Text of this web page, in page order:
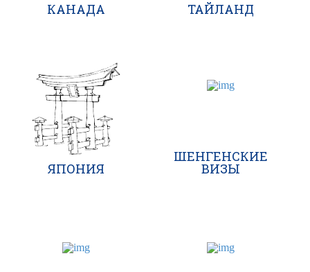
КАНАДА ТАЙЛАНД
ЯПОНИЯ
ШЕНГЕНСКИЕ
ВИЗЫ